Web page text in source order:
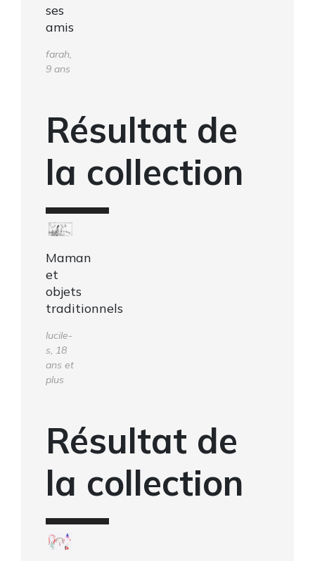
ses
amis
farah,
9 ans
Résultat de
la collection
Maman
et
objets
traditionnels
lucile-
s, 18
ans et
plus
Résultat de
la collection